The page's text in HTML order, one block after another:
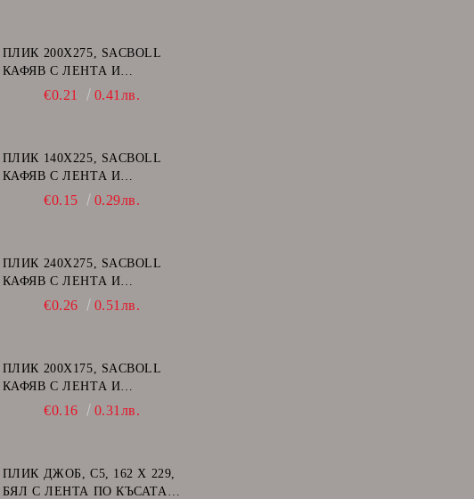
ПЛИК 200Х275, SACBOLL
КАФЯВ С ЛЕНТА И
ВЪЗДУШНИ МЕХУРИ - D/14
€0.21 0.41лв.
ПЛИК 140Х225, SACBOLL
КАФЯВ С ЛЕНТА И
ВЪЗДУШНИ МЕХУРИ - В/12
€0.15 0.29лв.
ПЛИК 240Х275, SACBOLL
КАФЯВ С ЛЕНТА И
ВЪЗДУШНИ МЕХУРИ - E/15
€0.26 0.51лв.
ПЛИК 200Х175, SACBOLL
КАФЯВ С ЛЕНТА И
ВЪЗДУШНИ МЕХУРИ - CD
€0.16 0.31лв.
ПЛИК ДЖОБ, C5, 162 Х 229,
БЯЛ С ЛЕНТА ПО КЪСАТА